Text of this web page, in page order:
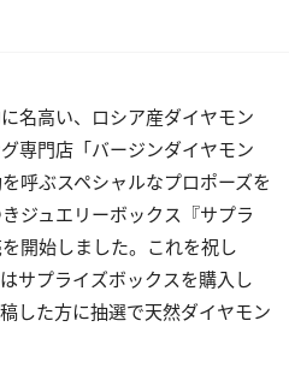
名高い、ロシア産ダイヤモン
専門店「バージンダイヤモン
呼ぶスペシャルなプロポーズを
ジュエリーボックス『サプラ
開始しました。これを祝し
サプライズボックスを購入し
した方に抽選で天然ダイヤモン